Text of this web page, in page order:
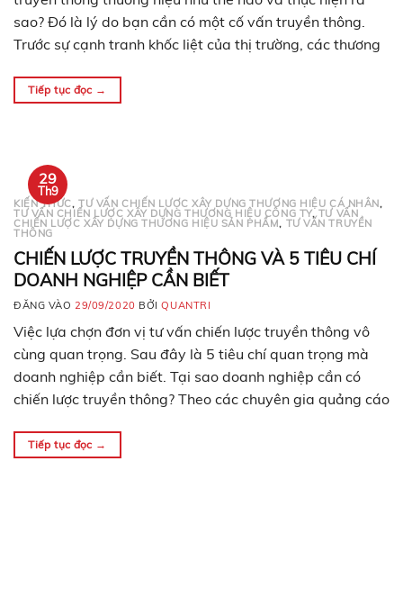
sao? Đó là lý do bạn cần có một cố vấn truyền thông.
Trước sự cạnh tranh khốc liệt của thị trường, các thương
Tiếp tục đọc →
29
Th9
KIẾN THỨC,TƯ VẤN CHIẾN LƯỢC XÂY DỰNG THƯƠNG HIỆU CÁ NHÂN,
TƯ VẤN CHIẾN LƯỢC XÂY DỰNG THƯƠNG HIỆU CÔNG TY,TƯ VẤN
CHIẾN LƯỢC XÂY DỰNG THƯƠNG HIỆU SẢN PHẨM, TƯ VẤN TRUYỀN
THÔNG
CHIẾN LƯỢC TRUYỀN THÔNG VÀ 5 TIÊU CHÍ
DOANH NGHIỆP CẦN BIẾT
ĐĂNG VÀO 29/09/2020 BỞIQUANTRI
Việc lựa chợn đơn vị tư vấn chiến lược truyền thông vô
cùng quan trọng. Sau đây là 5 tiêu chí quan trọng mà
doanh nghiệp cần biết. Tại sao doanh nghiệp cần có
chiến lược truyền thông? Theo các chuyên gia quảng cáo
tiếp thị thành…
Tiếp tục đọc →